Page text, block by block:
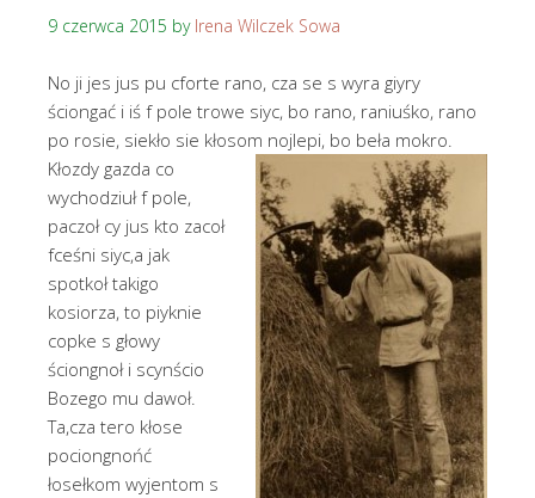
9 czerwca 2015 by Irena Wilczek Sowa
No ji jes jus pu cforte rano, cza se s wyra giyry
ściongać i iś f pole trowe siyc, bo rano, raniuśko, rano
po rosie, siekło sie kłosom nojlepi, bo beła mokro.
Kłozdy gazda co
wychodziuł f pole,
paczoł cy jus kto zacoł
fceśni siyc,a jak
spotkoł takigo
kosiorza, to piyknie
copke s głowy
ściongnoł i scynścio
Bozego mu dawoł.
Ta,cza tero kłose
pociongnońć
łosełkom wyjentom s